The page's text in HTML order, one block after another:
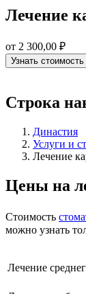
Лечение
от 2 300,00 ₽
Узнать стоимость
Строка
Династия
Услуги и
Лечение
Цены на
Стоимость
можно узнать
Лечение